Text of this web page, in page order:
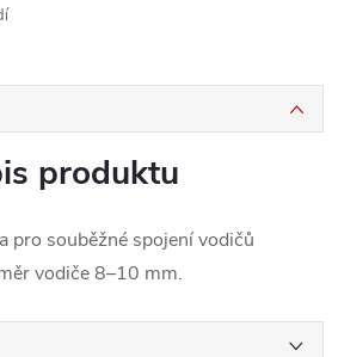
produktu
pro souběžné spojení vodičů
vodiče 8–10 mm.